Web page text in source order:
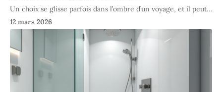
Un choix se glisse parfois dans l’ombre d’un voyage, et il peut…
12 mars 2026